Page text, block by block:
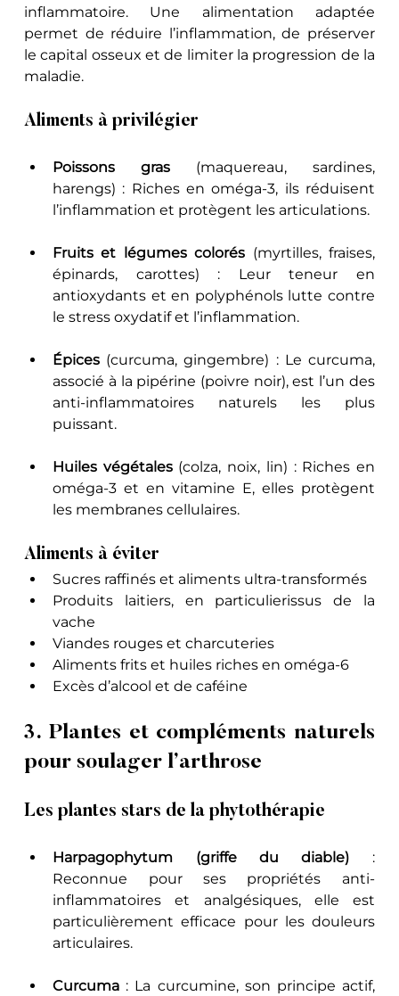
inflammatoire. Une alimentation adaptée
permet de réduire l’inflammation, de préserver
le capital osseux et de limiter la progression de la
maladie.
Aliments à privilégier
Poissons gras (maquereau, sardines,
harengs) : Riches en oméga-3, ils réduisent
l’inflammation et protègent les articulations.
Fruits et légumes colorés (myrtilles, fraises,
épinards, carottes) : Leur teneur en
antioxydants et en polyphénols lutte contre
le stress oxydatif et l’inflammation.
Épices (curcuma, gingembre) : Le curcuma,
associé à la pipérine (poivre noir), est l’un des
anti-inflammatoires naturels les plus
puissant.
Huiles végétales (colza, noix, lin) : Riches en
oméga-3 et en vitamine E, elles protègent
les membranes cellulaires.
Aliments à éviter
Sucres raffinés et aliments ultra-transformés
Produits laitiers, en particulierissus de la
vache
Viandes rouges et charcuteries
Aliments frits et huiles riches en oméga-6
Excès d’alcool et de caféine
3. Plantes et compléments naturels
pour soulager l’arthrose
Les plantes stars de la phytothérapie
Harpagophytum (griffe du diable) :
Reconnue pour ses propriétés anti-
inflammatoires et analgésiques, elle est
particulièrement efficace pour les douleurs
articulaires.
Curcuma : La curcumine, son principe actif,